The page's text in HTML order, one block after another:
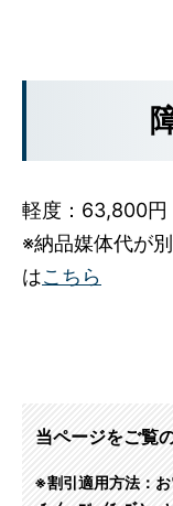
軽度：63,800円
※納品媒体代が
はこちら
当ページをご覧
※割引適用方法：